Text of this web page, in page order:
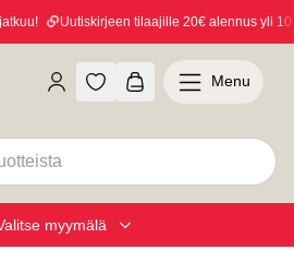
Uutiskirjeen tilaajille 20€ alennus yli
myymälä
Menu